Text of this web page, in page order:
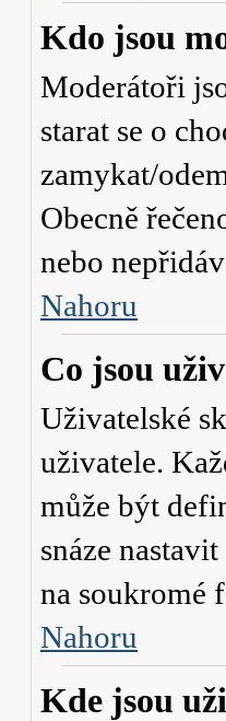
Kdo jsou
Moderátoři
starat se o
zamykat/
Obecně
nebo
Nahoru
Co jsou
Uživatelské
uživatele.
může být
snáze
na soukromé
Nahoru
Kde jsou